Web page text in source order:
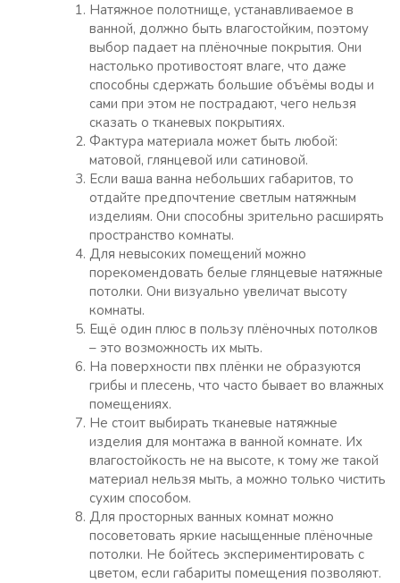
Натяжное полотнище, устанавливаемое в
ванной, должно быть влагостойким, поэтому
выбор падает на плёночные покрытия. Они
настолько противостоят влаге, что даже
способны сдержать большие объёмы воды и
сами при этом не пострадают, чего нельзя
сказать о тканевых покрытиях.
Фактура материала может быть любой:
матовой, глянцевой или сатиновой.
Если ваша ванна небольших габаритов, то
отдайте предпочтение светлым натяжным
изделиям. Они способны зрительно расширять
пространство комнаты.
Для невысоких помещений можно
порекомендовать белые глянцевые натяжные
потолки. Они визуально увеличат высоту
комнаты.
Ещё один плюс в пользу плёночных потолков
– это возможность их мыть.
На поверхности пвх плёнки не образуются
грибы и плесень, что часто бывает во влажных
помещениях.
Не стоит выбирать тканевые натяжные
изделия для монтажа в ванной комнате. Их
влагостойкость не на высоте, к тому же такой
материал нельзя мыть, а можно только чистить
сухим способом.
Для просторных ванных комнат можно
посоветовать яркие насыщенные плёночные
потолки. Не бойтесь экспериментировать с
цветом, если габариты помещения позволяют.